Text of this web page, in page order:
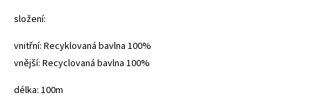
složení:
vnitřní: Recyklovaná bavlna 100%
vnější: Recyclovaná bavlna 100%
délka: 100m